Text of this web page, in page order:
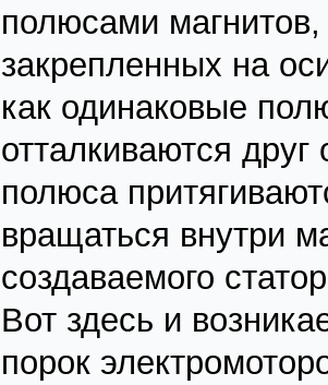
полюсами магнитов,
закрепленных на
как одинаковые
отталкиваются друг
полюса
вращаться внутри
создаваемого
Вот здесь и
порок